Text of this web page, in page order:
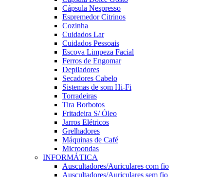
Cápsula Nespresso
Espremedor Citrinos
Cozinha
Cuidados Lar
Cuidados Pessoais
Escova Limpeza Facial
Ferros de Engomar
Depiladores
Secadores Cabelo
Sistemas de som Hi-Fi
Torradeiras
Tira Borbotos
Fritadeira S/ Óleo
Jarros Elétricos
Grelhadores
Máquinas de Café
Microondas
INFORMÁTICA
Auscultadores/Auriculares com fio
Auscultadores/Auriculares sem fio